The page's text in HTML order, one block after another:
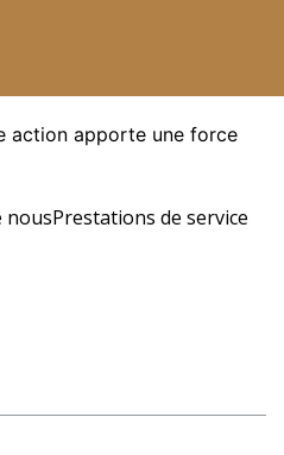
action apporte une force
nousPrestations de service